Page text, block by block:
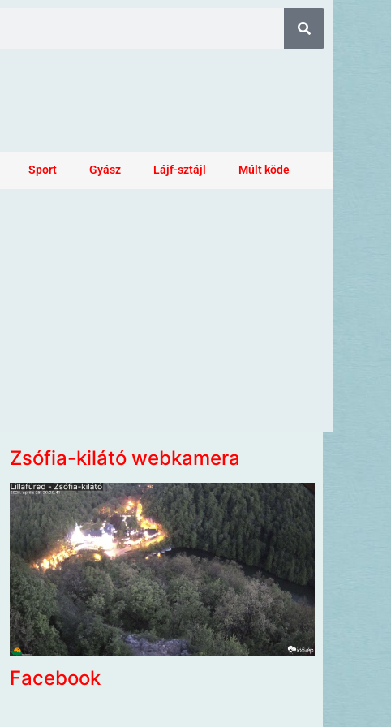
Sport Gyász Lájf-sztájl Múlt köde
Zsófia-kilátó webkamera
Facebook